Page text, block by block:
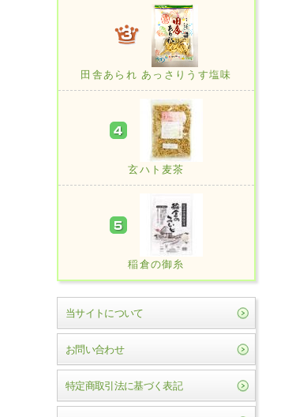
田舎あられ あっさりうす塩味
玄ハト麦茶
稲倉の御糸
当サイトについて
お問い合わせ
特定商取引法に基づく表記